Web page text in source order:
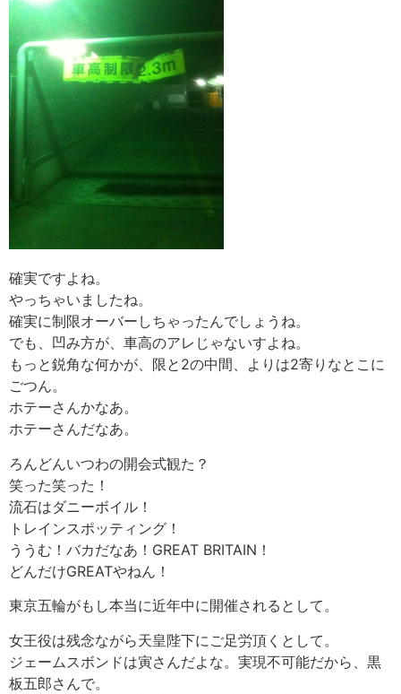
確実ですよね。
やっちゃいましたね。
確実に制限オーバーしちゃったんでしょうね。
でも、凹み方が、車高のアレじゃないすよね。
もっと鋭角な何かが、限と2の中間、よりは2寄りなとこに
ごつん。
ホテーさんかなあ。
ホテーさんだなあ。
ろんどんいつわの開会式観た？
笑った笑った！
流石はダニーボイル！
トレインスポッティング！
ううむ！バカだなあ！GREAT BRITAIN！
どんだけGREATやねん！
東京五輪がもし本当に近年中に開催されるとして。
女王役は残念ながら天皇陛下にご足労頂くとして。
ジェームスボンドは寅さんだよな。実現不可能だから、黒
板五郎さんで。